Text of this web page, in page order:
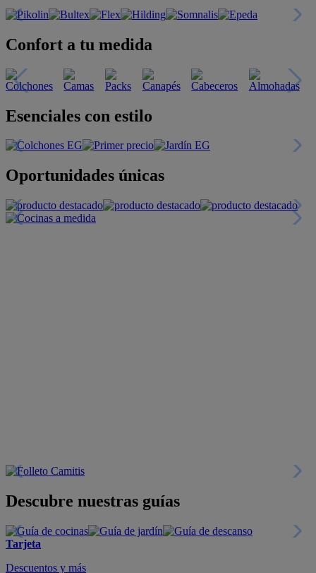
Confort a tu medida
Esenciales con estilo
Oportunidades únicas
Descubre nuestras guías
Tarjeta
Descuentos y más